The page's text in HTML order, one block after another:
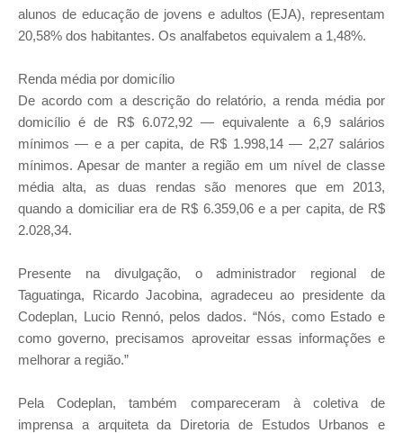
alunos de educação de jovens e adultos (EJA), representam
20,58% dos habitantes. Os analfabetos equivalem a 1,48%.
Renda média por domicílio
De acordo com a descrição do relatório, a renda média por
domicílio é de R$ 6.072,92 — equivalente a 6,9 salários
mínimos — e a per capita, de R$ 1.998,14 — 2,27 salários
mínimos. Apesar de manter a região em um nível de classe
média alta, as duas rendas são menores que em 2013,
quando a domiciliar era de R$ 6.359,06 e a per capita, de R$
2.028,34.
Presente na divulgação, o administrador regional de
Taguatinga, Ricardo Jacobina, agradeceu ao presidente da
Codeplan, Lucio Rennó, pelos dados. “Nós, como Estado e
como governo, precisamos aproveitar essas informações e
melhorar a região.”
Pela Codeplan, também compareceram à coletiva de
imprensa a arquiteta da Diretoria de Estudos Urbanos e